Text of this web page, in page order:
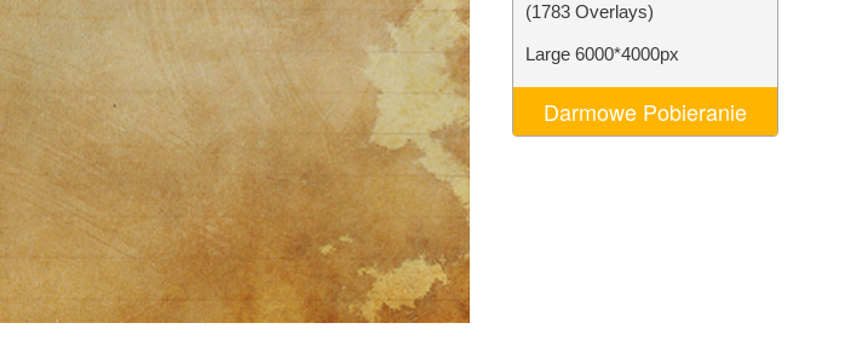
(1783 Overlays)
Large 6000*4000px
Darmowe Pobieranie